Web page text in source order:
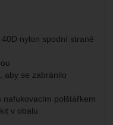
nylon spodní straně
aby se zabránilo
nafukovacím polštářkem
v obalu